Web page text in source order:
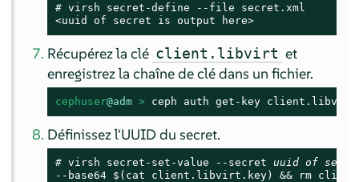
# virsh secret-define --file secret.xml
<uuid of secret is output here>
Récupérez la clé client.libvirt et
enregistrez la chaîne de clé dans un fichier.
cephuser@adm > ceph auth get-key
Définissez l'UUID du secret.
# virsh secret-set-value --secret uuid of
--base64 $(cat client.libvirt.key) && rm